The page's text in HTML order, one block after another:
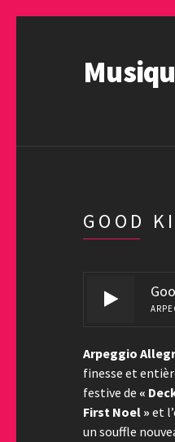
GOOD
Arpeggio
finesse et
festive de «
First Noel » et
un souffle